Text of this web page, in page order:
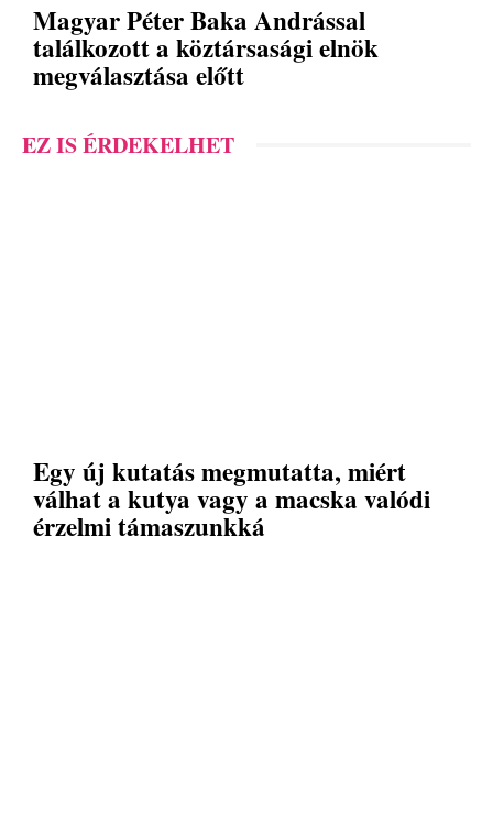
Magyar Péter Baka Andrással
találkozott a köztársasági elnök
megválasztása előtt
EZ IS ÉRDEKELHET
Egy új kutatás megmutatta, miért
válhat a kutya vagy a macska valódi
érzelmi támaszunkká